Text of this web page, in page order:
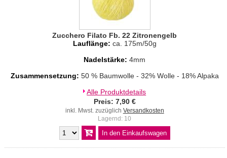
Zucchero Filato Fb. 22 Zitronengelb
Lauflänge: ca. 175m/50g
Nadelstärke: 4mm
Zusammensetzung: 50 % Baumwolle - 32% Wolle - 18% Alpaka
Alle Produktdetails
Preis: 7,90 €
inkl. Mwst. zuzüglich Versandkosten
Lagernd: 10